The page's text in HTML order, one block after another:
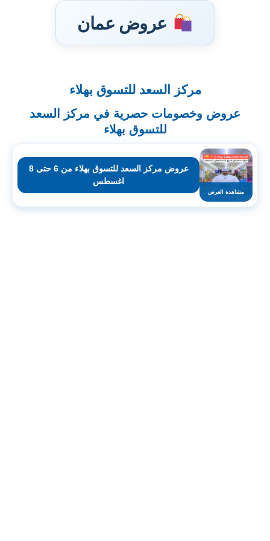
عروض عمان
مركز السعد للتسوق بهلاء
عروض وخصومات حصرية في مركز السعد
للتسوق بهلاء
مشاهدة العرض
عروض مركز السعد للتسوق بهلاء من 6 حتى 8
اغسطس